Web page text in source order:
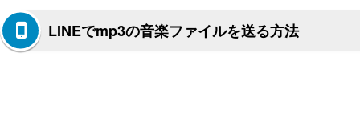
LINEでmp3の音楽ファイルを送る方法